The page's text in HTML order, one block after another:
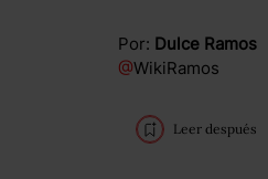
Por: Dulce Ramos
@WikiRamos
Leer después